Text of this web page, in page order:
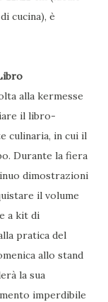
cucina), è
alla kermesse
il libro-
culinaria, in cui il
Durante la fiera
dimostrazioni
il volume
a kit di
pratica del
allo stand
la sua
imperdibile